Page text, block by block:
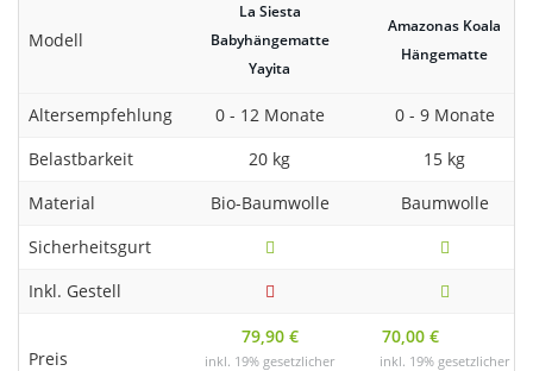
Modell
La Siesta
Babyhängematte
Yayita
Amazonas Koala
Hängematte
Altersempfehlung 0 - 12 Monate
0 - 9 Monate
Belastbarkeit
20 kg
15 kg
Material
Bio-Baumwolle
Baumwolle
Sicherheitsgurt
Inkl. Gestell
Preis
79,90 €
inkl. 19% gesetzlicher
70,00 €
inkl. 19% gesetzlicher